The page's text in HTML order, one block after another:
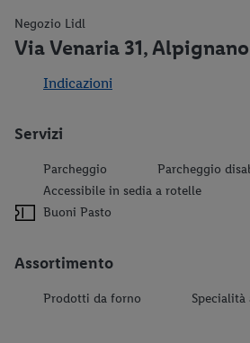
Negozio Lidl
Via Venaria 31, Alpignano
Indicazioni
Servizi
Parcheggio
Parcheggio
Accessibile in sedia a rotelle
Buoni Pasto
Assortimento
Prodotti da forno Specialità